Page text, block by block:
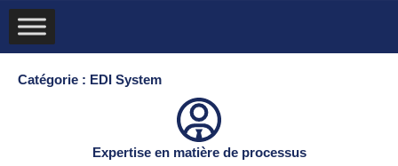
Catégorie : EDI System
Expertise en matière de processus